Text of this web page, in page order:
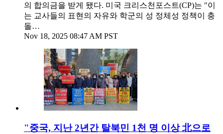
의 합의금을 받게 됐다. 미국 크리스천포스트(CP)는 "이
는 교사들의 표현의 자유와 학군의 성 정체성 정책이 충
돌…
Nov 18, 2025 08:47 AM PST
"중국, 지난 2년간 탈북민 1천 명 이상 北으로